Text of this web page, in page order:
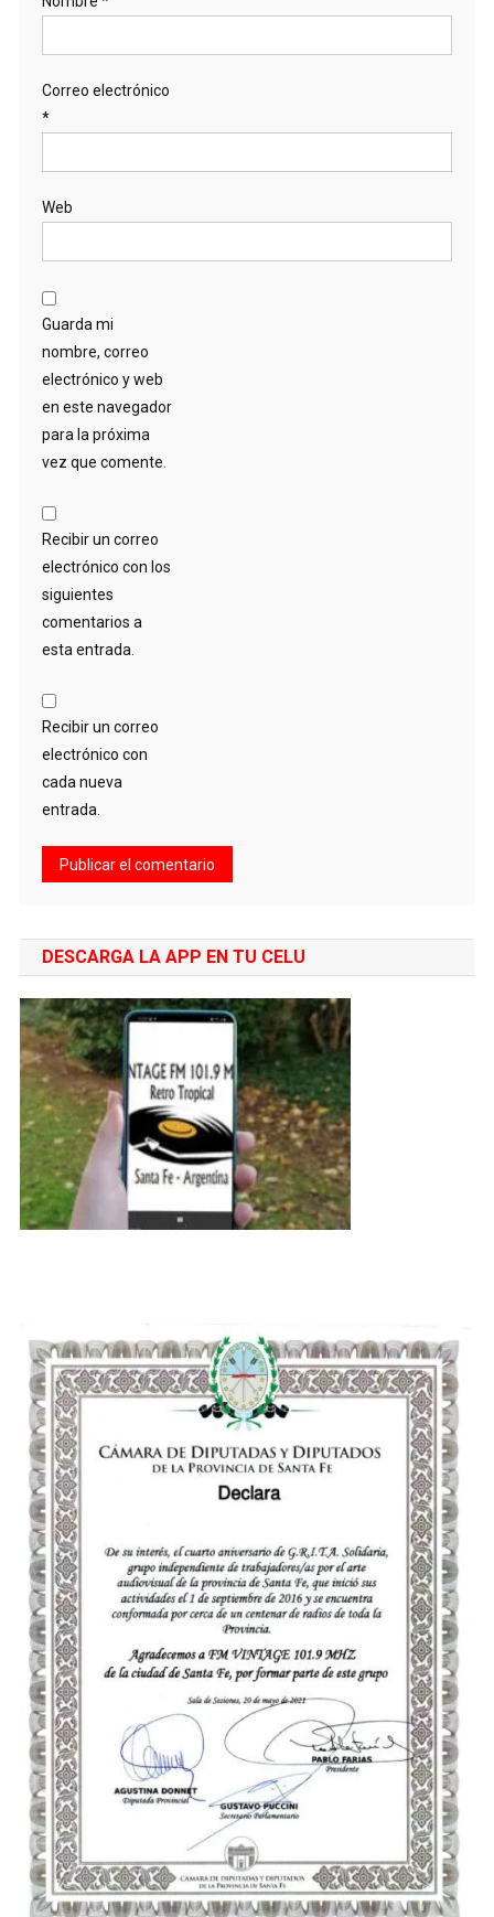
Correo electrónico
*
Web
Guarda mi
nombre, correo
electrónico y web
en este navegador
para la próxima
vez que comente.
Recibir un correo
electrónico con los
siguientes
comentarios a
esta entrada.
Recibir un correo
electrónico con
cada nueva
entrada.
DESCARGA LA APP EN TU CELU